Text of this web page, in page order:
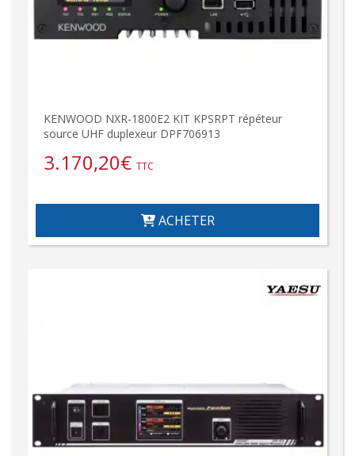
KENWOOD NXR-1800E2 KIT KPSRPT répéteur
source UHF duplexeur DPF706913
3.170,20€ TTC
ACHETER